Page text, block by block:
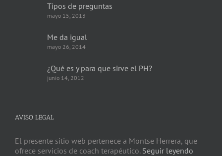
Tipos de preguntas
mayo 15, 2013
Me da igual
mayo 26, 2014
¿Qué es y para que sirve el PH?
junio 14, 2012
AVISO LEGAL
El presente sitio web pertenece a Montse Herrera, que
ofrece servicios de coach terapéutico. Seguir leyendo